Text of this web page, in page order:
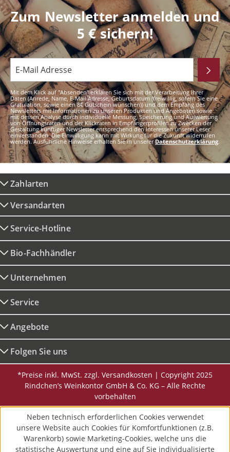
Zum Newsletter anmelden und
5 € sichern!
Mit dem Klick auf "Absenden" erklären Sie sich mit der Verarbeitung Ihrer
Daten (Anrede, Name, E-Mail Adresse, Geburtsdatum (freiwillig, sofern Sie eine
Gratulation, sowie einen 8€ Gutschein wünschen)) und dem Empfang des
Newsletters mit Informationen zu unseren Produkten und Angeboten sowie
mit dessen Analyse durch individuelle Messung, Speicherung und Auswertung
von Öffnungsraten und der Klickraten in Empfängerprofilen zu Zwecken der
Gestaltung künftiger Newsletter entsprechend den Interessen unserer Leser
einverstanden. Die Einwilligung kann mit Wirkung für die Zukunft widerrufen
werden. Ausführliche Hinweise erhalten Sie in unsererDatenschutzerklärung.
Zahlarten
Versandarten
Service-Hotline
Bio-Fachhändler
Unternehmen
Service
Angebote
Folgen Sie uns
*Preise inkl. MwSt. zzgl. Versandkosten | Copyright 2025
Rindchen’s Weinkontor GmbH & Co. KG – Alle Rechte
vorbehalten
Neben technisch erforderlichen Cookies verwendet
unsere Website auch Cookies für Komfortfunktionen (z.B.
Warenkorb) sowie Marketing-Cookies, welche uns die
statistische Auswertung und eine auf Sie individualisierte